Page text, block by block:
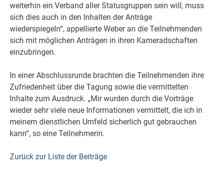
weiterhin ein Verband aller Statusgruppen sein will, muss
sich dies auch in den Inhalten der Anträge
wiederspiegeln“, appellierte Weber an die Teilnehmenden
sich mit möglichen Anträgen in ihren Kameradschaften
einzubringen.
In einer Abschlussrunde brachten die Teilnehmenden ihre
Zufriedenheit über die Tagung sowie die vermittelten
Inhalte zum Ausdruck. „Mir wurden durch die Vorträge
wieder sehr viele neue Informationen vermittelt, die ich in
meinem dienstlichen Umfeld sicherlich gut gebrauchen
kann“, so eine Teilnehmerin.
Zurück zur Liste der Beiträge